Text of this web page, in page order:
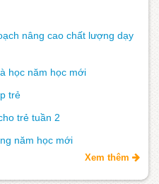
nâng cao chất lượng dạy
học năm học mới
trẻ
trẻ tuần 2
năm học mới
Xem thêm